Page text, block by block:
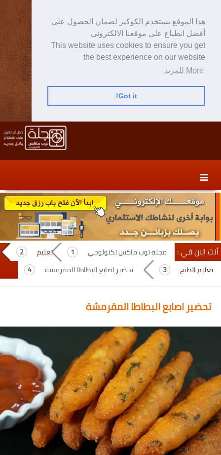
هذا الموقع يستخدم الكوكيز لضمان الحصول على
أفضل انطباع على موقعنا الالكتروني
This website uses cookies to ensure you get
the best experience on our website
More للمزيد
Got it!
content
secondary
content
أنت الان في : مجلة توب ماكس تكنولوجي
تعليم
تعليم الطبخ
تحضير اصابع البطاطا المقرمشة
تحضير اصابع البطاطا المقرمشة